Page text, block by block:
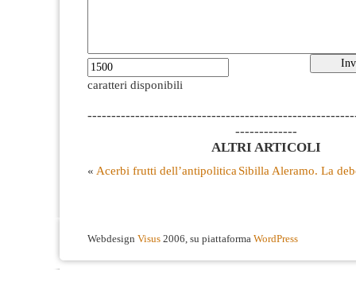
caratteri disponibili
-------------
ALTRI ARTICOLI
« Acerbi frutti dell’antipolitica Sibilla Aleramo. La
Webdesign Visus 2006, su piattaforma WordPress